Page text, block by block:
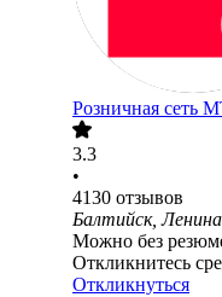
Розничная сеть
3.3
•
4130 отзывов
Балтийск,
Можно без
Откликнитесь
Откликнуться